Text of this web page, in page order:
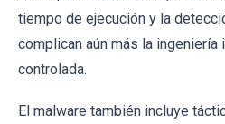
tiempo de ejecución y la
complican aún más la ingeniería
controlada.
El malware también incluye